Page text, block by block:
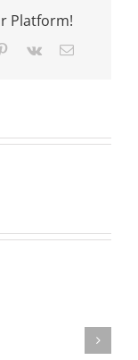
Platform!
Pinterest
Vk
E-
begeistert
Publikum